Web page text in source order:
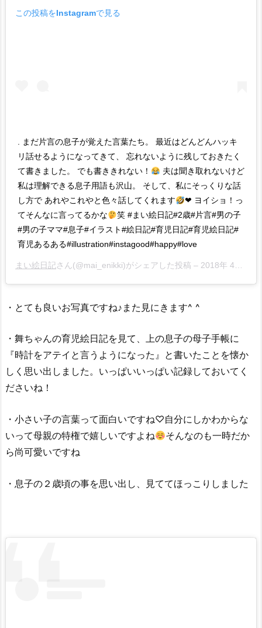
那
め
この投稿をInstagramで見る
. まだ片言の息子が覚えた言葉たち。 最近はどんどんハッキ
リ話せるようになってきて、 忘れないように残しておきたく
て書きました。 でも書ききれない！
夫は聞き取れないけど
私は理解できる息子用語も沢山。 そして、私にそっくりな話
し方で あれやこれやと色々話してくれます
❤︎ ヨイショ！っ
てそんなに言ってるかな
笑 #まい絵日記#2歳#片言#男の子
#男の子ママ#息子#イラスト#絵日記#育児日記#育児絵日記#
育児あるある#illustration#instagood#happy#love
まい絵日記さん(@mai_enikki)がシェアした投稿 – 2018年 4月月7日午後11時25分PDT
・とても良いお写真ですね♪また見にきます^ ^
・舞ちゃんの育児絵日記を見て、上の息子の母子手帳に
『時計をアテイと言うようになった』と書いたことを懐か
しく思い出しました。いっぱいいっぱい記録しておいてく
ださいね！
・小さい子の言葉って面白いですね♡自分にしかわからな
いって母親の特権で嬉しいですよね
そんなのも一時だか
ら尚可愛いですね
・息子の２歳頃の事を思い出し、見ててほっこりしました